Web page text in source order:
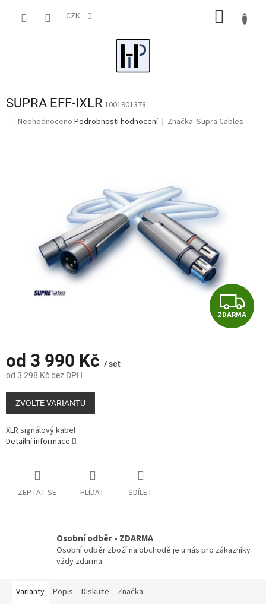
CZK
SUPRA EFF-IXLR 1001901378
Průměrné
Neohodnoceno Podrobnosti hodnocení Značka:Supra Cables
Z
D
ZDARMA
od 3 990 Kč / set
od 3 298 Kč bez DPH
Měrná
cena:
ZVOLTE VARIANTU
XLR signálový kabel
Detailní informace
ZEPTAT SE HLÍDAT SDÍLET
Osobní odběr - ZDARMA
Osobní odběr zboží na obchodě je u nás pro zákazníky
vždy zdarma.
Varianty Popis Diskuze Značka